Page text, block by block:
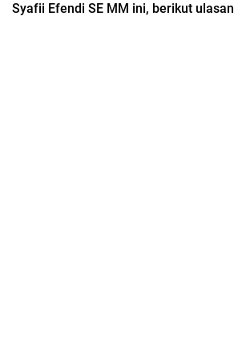
Syafii Efendi SE MM ini, berikut